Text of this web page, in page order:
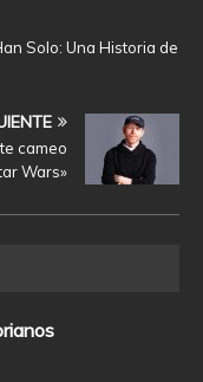
Solo: Una Historia de
cameo
Wars»